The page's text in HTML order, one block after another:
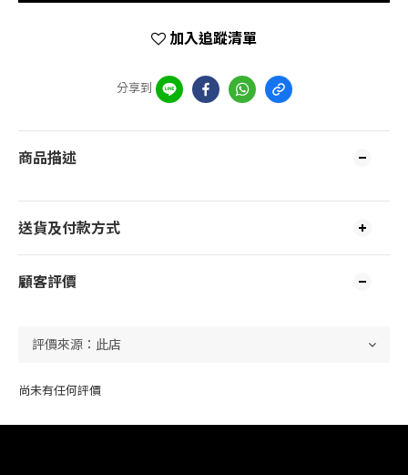
加入追蹤清單
分享到
商品描述
送貨及付款方式
顧客評價
尚未有任何評價